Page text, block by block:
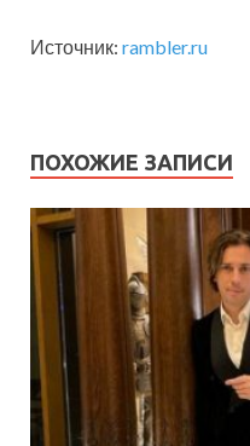
Источник: rambler.ru
ПОХОЖИЕ ЗАПИСИ